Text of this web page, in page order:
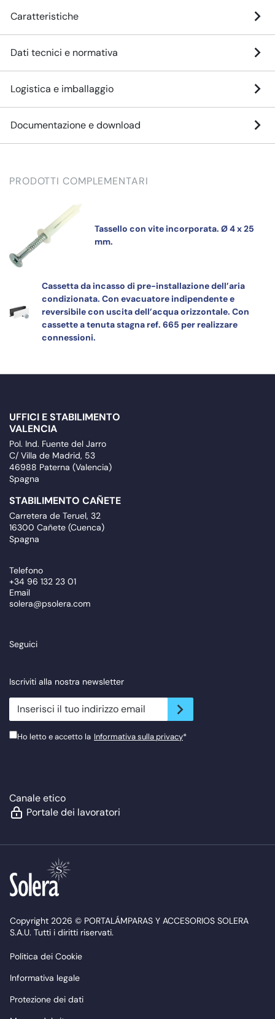
Caratteristiche
Dati tecnici e normativa
Logistica e imballaggio
Documentazione e download
PRODOTTI COMPLEMENTARI
Tassello con vite incorporata. Ø 4 x 25
mm.
Cassetta da incasso di pre-installazione dell’aria
condizionata. Con evacuatore indipendente e
reversibile con uscita dell’acqua orizzontale. Con
cassette a tenuta stagna ref. 665 per realizzare
connessioni.
UFFICI E STABILIMENTO
VALENCIA
Pol. Ind. Fuente del Jarro
C/ Villa de Madrid, 53
46988 Paterna (Valencia)
Spagna
STABILIMENTO CAÑETE
Carretera de Teruel, 32
16300 Cañete (Cuenca)
Spagna
Telefono
+34 96 132 23 01
Email
solera@psolera.com
Seguici
Iscriviti alla nostra newsletter
newsletter.suscribe
Ho letto e accetto la Informativa sulla privacy*
Canale etico
Portale dei lavoratori
Copyright 2026 © PORTALÁMPARAS Y ACCESORIOS SOLERA
S.A.U. Tutti i diritti riservati.
Politica dei Cookie
Informativa legale
Protezione dei dati